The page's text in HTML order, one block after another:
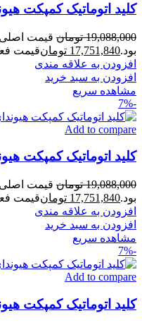
کلید اتوماتیک کمپکت هیوندای 225 آمپر غیر
19,088,000 تومان
بود.17,751,840 تومانقیمت فعلی 17,751,840
افزودن به علاقه مندی
افزودن به سبد خرید
مشاهده سریع
-7%
Add to compare
کلید اتوماتیک کمپکت هیوندای 160 آمپر غیر
19,088,000 تومان
بود.17,751,840 تومانقیمت فعلی 17,751,840
افزودن به علاقه مندی
افزودن به سبد خرید
مشاهده سریع
-7%
Add to compare
کلید اتوماتیک کمپکت هیوندای 75 آمپر غیر